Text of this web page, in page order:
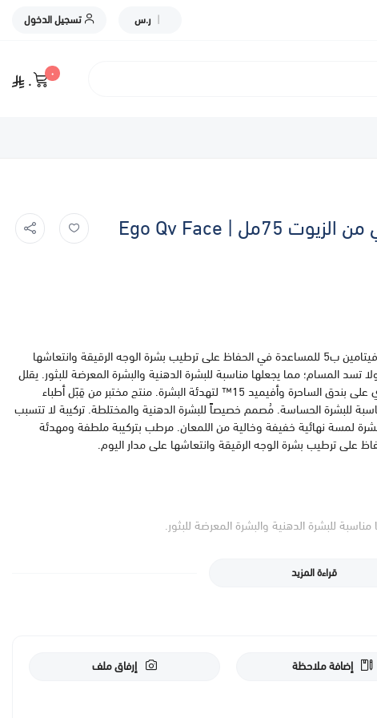
| ر.س تسجيل الدخول
٠
٠
إيجو كيو في مرطب الوجه الخالي من الزيوت 75مل | Ego Qv Face
يحتوي المرطب الملطف للوجه على فيتامين ب3 وبروفيتامين ب5 للمساعدة في الحفاظ على ترطيب بشرة الوجه الرقيقة وانتعاشها
تسد المسام؛ مما يجعلها مناسبة للبشرة الدهنية والبشرة المعرضة للبثور. يقلل
اللمعان ويضفي لمسة نهائية خالية من اللمعان. يحتوي على بندق الساحرة وأفيميد 15™ لتهدئة البشرة. منتج مختبر من قِبَل أطباء
للبشرة الحساسة. مُصمم خصيصاً للبشرة الدهنية والمختلطة. تركيبة لا تتسبب
لمسة نهائية خفيفة وخالية من اللمعان. مرطب بتركيبة ملطفة ومهدئة
للبشرة الدهنية والبشرة المعرضة للبثور.
قراءة المزيد
إضافة ملاحظة إرفاق ملف